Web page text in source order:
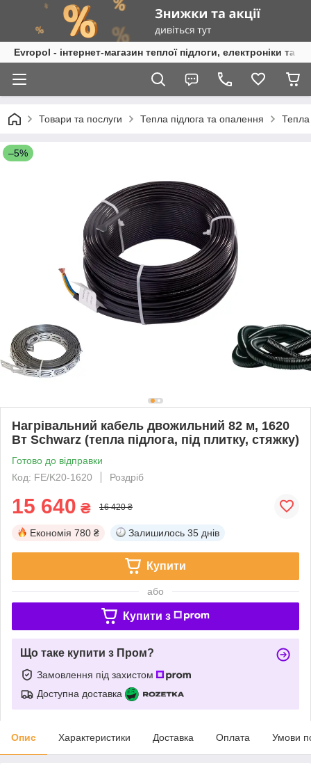
Evropol - інтернет-магазин теплої підлоги, електроніки та
Товари та послуги Тепла підлога та опалення Тепла
–5%
Нагрівальний кабель двожильний 82 м, 1620
Вт Schwarz (тепла підлога, під плитку, стяжку)
Готово до відправки
Код: FE/K20-1620
Роздріб
15 640 ₴ 16 420 ₴
Економія 780 ₴ Залишилось 35 днів
Купити
або
Купити з
Що таке купити з Пром?
Замовлення під захистом
Доступна доставка
Опис Характеристики Доставка Оплата Умови